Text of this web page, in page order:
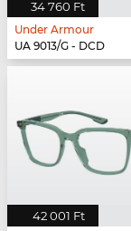
34 760 Ft
Under Armour
UA 9013/G - DCD
42 001 Ft